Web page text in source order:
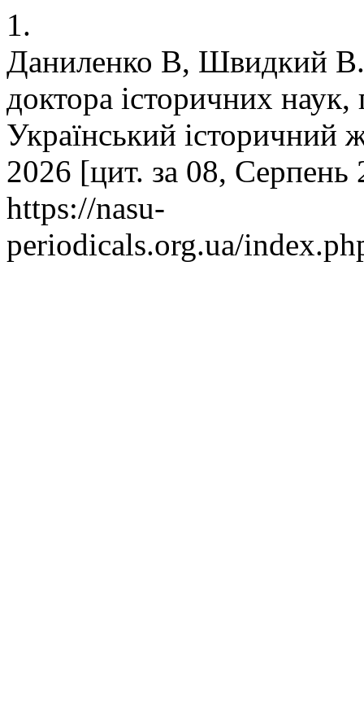
1.
Даниленко В, Швидкий В.
доктора історичних
Український історичний
2026 [цит. за 08,
https://nasu-
periodicals.org.ua/